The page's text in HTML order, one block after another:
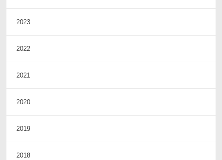
2023
2022
2021
2020
2019
2018